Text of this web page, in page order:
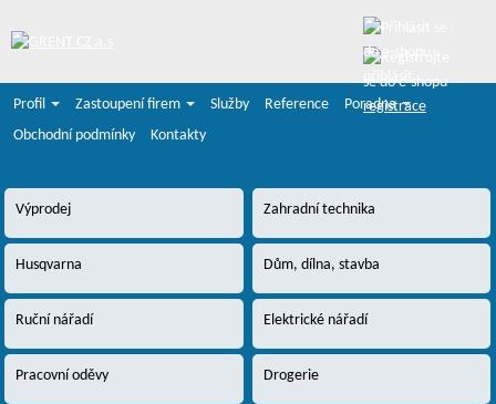
registrace
Profil
Zastoupení firem Služby Reference
Poradna
Obchodní podmínky
Kontakty
Výprodej Zahradní technika
Husqvarna Dům, dílna, stavba
Ruční nářadí Elektrické nářadí
Pracovní oděvy Drogerie